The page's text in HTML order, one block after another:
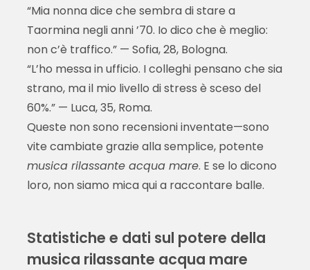
“Mia nonna dice che sembra di stare a
Taormina negli anni ’70. Io dico che è meglio:
non c’è traffico.” — Sofia, 28, Bologna.
“L’ho messa in ufficio. I colleghi pensano che sia
strano, ma il mio livello di stress è sceso del
60%.” — Luca, 35, Roma.
Queste non sono recensioni inventate—sono
vite cambiate grazie alla semplice, potente
musica rilassante acqua mare. E se lo dicono
loro, non siamo mica qui a raccontare balle.
Statistiche e dati sul potere della
musica rilassante acqua mare